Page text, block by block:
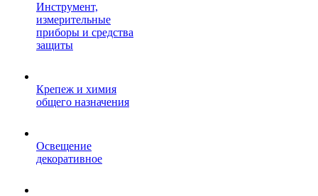
Инструмент,
измерительные
приборы и средства
защиты
Крепеж и химия
общего назначения
Освещение
декоративное